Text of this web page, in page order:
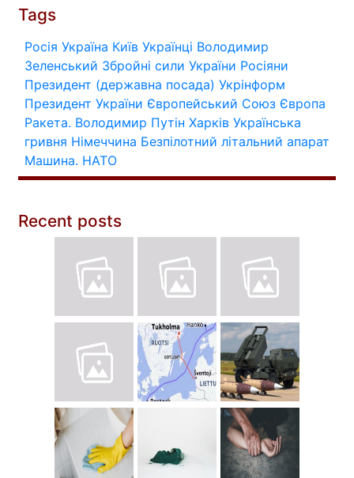
Tags
Росія Україна Київ Українці Володимир
Зеленський Збройні сили України Росіяни
Президент (державна посада) Укрінформ
Президент України Європейський Союз Європа
Ракета. Володимир Путін Харків Українська
гривня Німеччина Безпілотний літальний апарат
Машина. НАТО
Recent posts